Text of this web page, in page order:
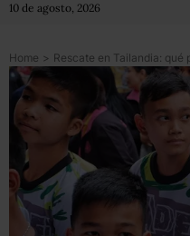
10 de agosto, 2026
Home >